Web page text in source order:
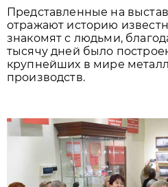
Представленные на
отражают историю
знакомят с людьми,
тысячу дней было
крупнейших в мире
производств.